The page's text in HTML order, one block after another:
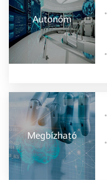
Autonóm
Megbízható